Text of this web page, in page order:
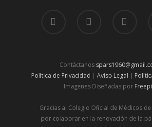
Contáctanos
Política de Privacidad | Aviso Legal |
Imagenes Diseñadas por
Gracias al Colegio Oficial de Médicos
por colaborar en la renovación de la